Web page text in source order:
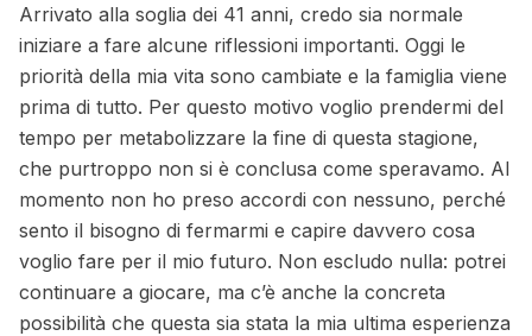
Arrivato alla soglia dei 41 anni, credo sia normale
iniziare a fare alcune riflessioni importanti. Oggi le
priorità della mia vita sono cambiate e la famiglia viene
prima di tutto. Per questo motivo voglio prendermi del
tempo per metabolizzare la fine di questa stagione,
che purtroppo non si è conclusa come speravamo. Al
momento non ho preso accordi con nessuno, perché
sento il bisogno di fermarmi e capire davvero cosa
voglio fare per il mio futuro. Non escludo nulla: potrei
continuare a giocare, ma c’è anche la concreta
possibilità che questa sia stata la mia ultima esperienza